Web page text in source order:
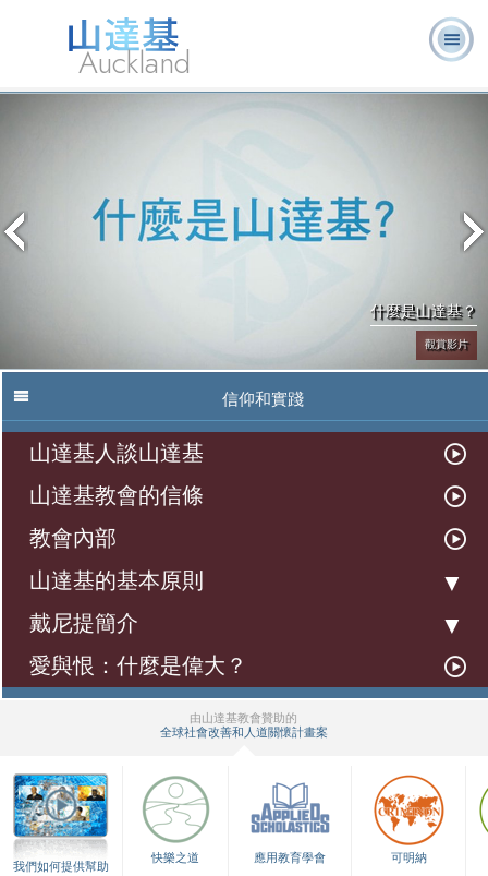
Auckland
什麼是山達基？
觀賞影片
信仰和實踐
山達基人談山達基
山達基教會的信條
教會內部
山達基的基本原則
戴尼提簡介
愛與恨：什麼是偉大？
由山達基教會贊助的
全球社會改善和人道關懷計畫案
我們如何提供幫助
快樂之道 應用教育學會 可明納